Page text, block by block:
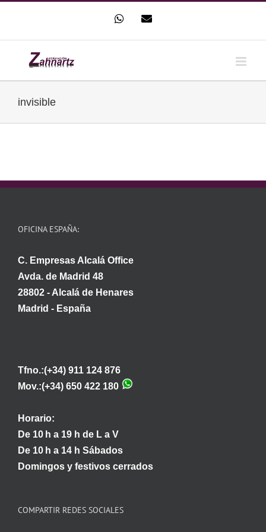
contenido
WhatsAppCorreo
invisible
OFICINA ESPAÑA:
C. Empresas Alcalá Office
Avda. de Madrid 48
28802 - Alcalá de Henares
Madrid - España
Tfno.:(+34) 911 124 876
Mov.:(+34) 650 422 180
Horario:
De 10 h a 19 h de L a V
De 10 h a 14 h Sábados
Domingos y festivos cerrados
COMPARTIR REDES SOCIALES